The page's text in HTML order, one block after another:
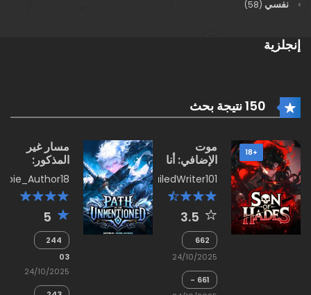
نفسي (58)
إنجلزية
+18
موت
الإضافي: أنا
ابن هاديس
FailedWriter101
3.5
662
- نيو
هارغريفز،
ابن
هاديس
24/10/2025
661 -
قرض،
مسار غير
المذكور:
القطعة
المفقودة
5
244
- عهد
وُلد
من
الانتقام
03
24/10/2025